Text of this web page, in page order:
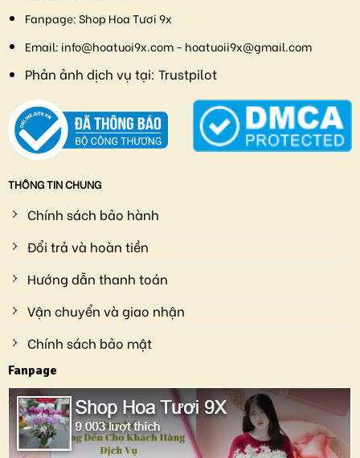
Fanpage:Shop Hoa Tươi 9x
Email: info@hoatuoi9x.com - hoatuoii9x@gmail.com
Phản ảnh dịch vụ tại: Trustpilot
THÔNG TIN CHUNG
Chính sách bảo hành
Đổi trả và hoàn tiền
Hướng dẫn thanh toán
Vận chuyển và giao nhận
Chính sách bảo mật
Fanpage